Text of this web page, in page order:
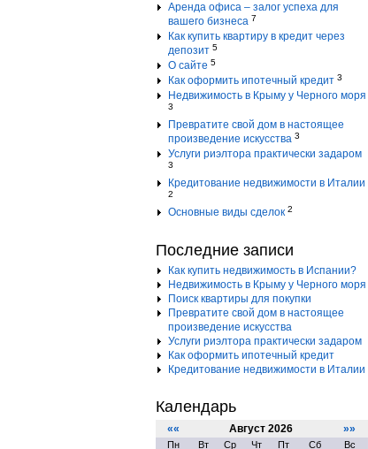
Аренда офиса – залог успеха для
вашего бизнеса 7
Как купить квартиру в кредит через
депозит 5
О сайте 5
Как оформить ипотечный кредит 3
Недвижимость в Крыму у Черного моря
3
Превратите свой дом в настоящее
произведение искусства 3
Услуги риэлтора практически задаром
3
Кредитование недвижимости в Италии
2
Основные виды сделок 2
Последние записи
Как купить недвижимость в Испании?
Недвижимость в Крыму у Черного моря
Поиск квартиры для покупки
Превратите свой дом в настоящее
произведение искусства
Услуги риэлтора практически задаром
Как оформить ипотечный кредит
Кредитование недвижимости в Италии
Календарь
«« Август 2026 »»
Пн Вт Ср Чт Пт Сб
Вс